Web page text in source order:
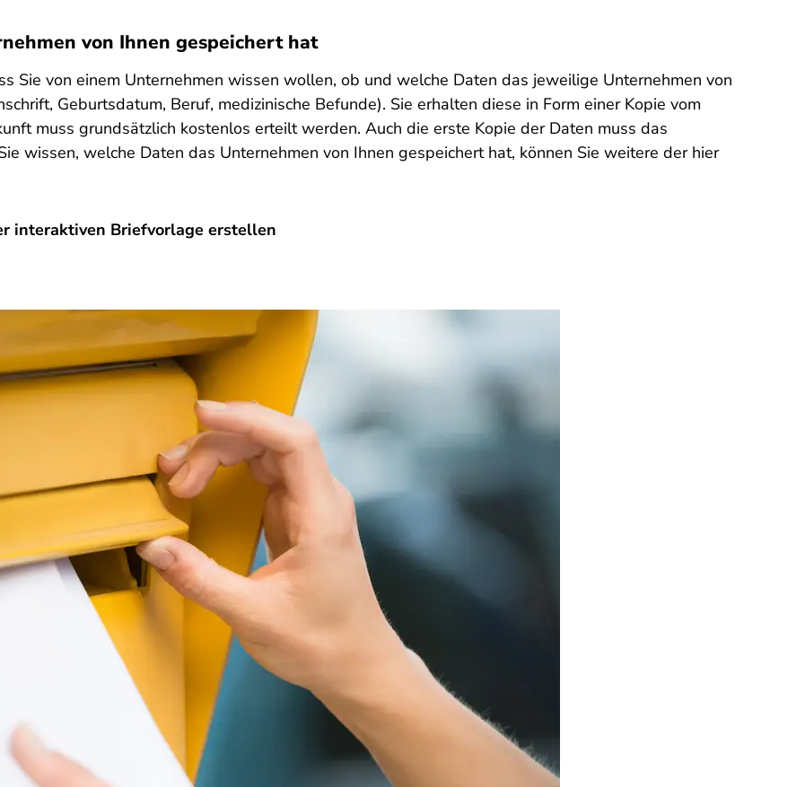
von Ihnen gespeichert hat
Sie von einem Unternehmen wissen wollen, ob und welche Daten das jeweilige Unternehmen von
Geburtsdatum, Beruf, medizinische Befunde). Sie erhalten diese in Form einer Kopie vom
muss grundsätzlich kostenlos erteilt werden. Auch die erste Kopie der Daten muss das
wissen, welche Daten das Unternehmen von Ihnen gespeichert hat, können Sie weitere der hier
interaktiven Briefvorlage erstellen